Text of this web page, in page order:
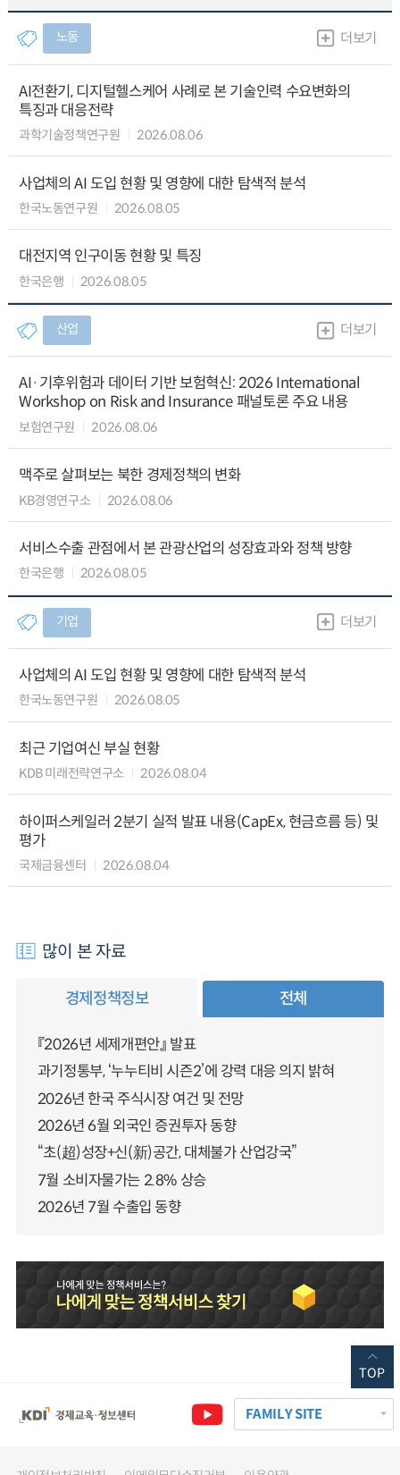
노동 더보기
AI전환기, 디지털헬스케어 사례로 본 기술인력 수요변화의
특징과 대응전략
과학기술정책연구원 2026.08.06
사업체의 AI 도입 현황 및 영향에 대한 탐색적 분석
한국노동연구원 2026.08.05
대전지역 인구이동 현황 및 특징
한국은행 2026.08.05
산업 더보기
AI·기후위험과 데이터 기반 보험혁신: 2026 International
Workshop on Risk and Insurance 패널토론 주요 내용
보험연구원 2026.08.06
맥주로 살펴보는 북한 경제정책의 변화
KB경영연구소 2026.08.06
서비스수출 관점에서 본 관광산업의 성장효과와 정책 방향
한국은행 2026.08.05
기업 더보기
사업체의 AI 도입 현황 및 영향에 대한 탐색적 분석
한국노동연구원 2026.08.05
최근 기업여신 부실 현황
KDB 미래전략연구소 2026.08.04
하이퍼스케일러 2분기 실적 발표 내용(CapEx, 현금흐름 등) 및
평가
국제금융센터 2026.08.04
많이 본 자료
경제정책정보 전체
『2026년 세제개편안』 발표
과기정통부, ‘누누티비 시즌2’에 강력 대응 의지 밝혀
2026년 한국 주식시장 여건 및 전망
2026년 6월 외국인 증권투자 동향
“초(超)성장+신(新)공간, 대체불가 산업강국”
7월 소비자물가는 2.8% 상승
2026년 7월 수출입 동향
FAMILY SITE
TOP